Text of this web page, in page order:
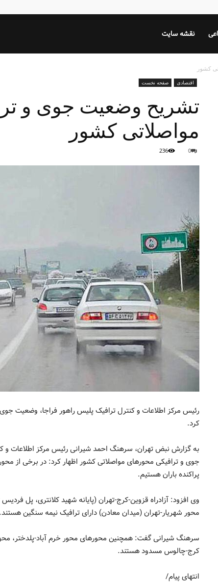
نقشه سایت
کشور
اقتصادی صفحه نخست
تشریح وضعیت جوی و
مواصلاتی کشور
0
236
رئیس مرکز اطلاعات و کنترل ترافیک پلیس راهور فراجا، وضعیت
کرد.
به گزارش نبض تهران، سرهنگ احمد شیرانی رئیس مرکز اطلاعات و
جوی و ترافیکی محورهای مواصلاتی کشور اظهار کرد: در برخی از
پراکنده باران هستیم.
وی افزود: آزادراه قزوین-کرج-تهران (پایانه شهید کلانتری، پل
محور شهریار-تهران (میدان معادن) دارای ترافیک نیمه سنگین هستند.
سرهنگ شیرانی گفت: همچنین محورهای محور خرم آباد-پلدختر، محور
کرج-چالوس مسدود هستند.
انتهای پیام/